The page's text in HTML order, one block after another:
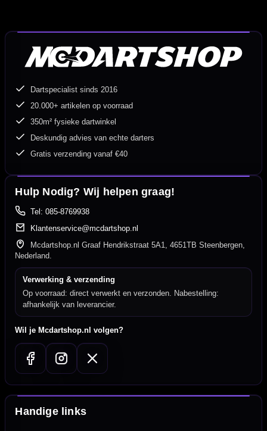
Dartspecialist sinds 2016
20.000+ artikelen op voorraad
350m² fysieke dartwinkel
Deskundig advies van echte darters
Gratis verzending vanaf €40
Hulp Nodig? Wij helpen graag!
Tel: 085-8769938
Klantenservice@mcdartshop.nl
Mcdartshop.nl Graaf Hendrikstraat 5A1, 4651TB Steenbergen,
Nederland.
Verwerking & verzending
Op voorraad: direct verwerkt en verzonden. Nabestelling:
afhankelijk van leverancier.
Wil je Mcdartshop.nl volgen?
Handige links